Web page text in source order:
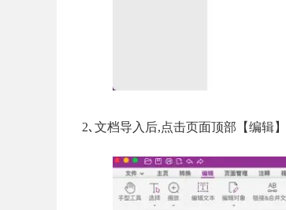
2､文档导入后,点击页面顶部【编辑